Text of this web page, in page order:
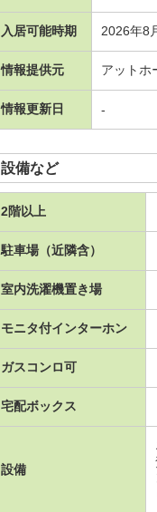
入居可能時期 2026年8
情報提供元 アットホ
情報更新日 -
設備など
2階以上
駐車場（近隣含）
室内洗濯機置き場
モニタ付インターホン
ガスコンロ可
宅配ボックス
設備